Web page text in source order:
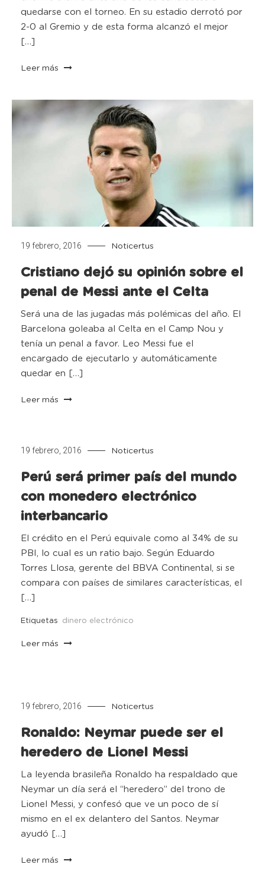
quedarse con el torneo. En su estadio derrotó por
2-0 al Gremio y de esta forma alcanzó el mejor
[…]
Leer más
19 febrero, 2016 Noticertus
Cristiano dejó su opinión sobre el
penal de Messi ante el Celta
Será una de las jugadas más polémicas del año. El
Barcelona goleaba al Celta en el Camp Nou y
tenía un penal a favor. Leo Messi fue el
encargado de ejecutarlo y automáticamente
quedar en […]
Leer más
19 febrero, 2016 Noticertus
Perú será primer país del mundo
con monedero electrónico
interbancario
El crédito en el Perú equivale como al 34% de su
PBI, lo cual es un ratio bajo. Según Eduardo
Torres Llosa, gerente del BBVA Continental, si se
compara con países de similares características, el
[…]
Etiquetas dinero electrónico
Leer más
19 febrero, 2016 Noticertus
Ronaldo: Neymar puede ser el
heredero de Lionel Messi
La leyenda brasileña Ronaldo ha respaldado que
Neymar un día será el “heredero” del trono de
Lionel Messi, y confesó que ve un poco de sí
mismo en el ex delantero del Santos. Neymar
ayudó […]
Leer más